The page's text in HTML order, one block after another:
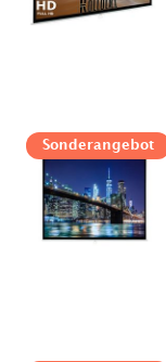
Sonderangebot